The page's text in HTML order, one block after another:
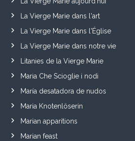
La Vierge Marie dans l'art
La Vierge Marie dans l'Église
La Vierge Marie dans notre vie
Litanies de la Vierge Marie
Maria Che Scioglie i nodi
María desatadora de nudos
Maria Knotenlöserin
Marian apparitions
Marian feast